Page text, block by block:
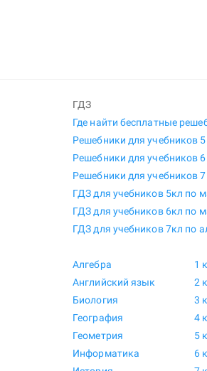
ГДЗ
Где найти бесплатные
Решебники для учебников
Решебники для учебников
Решебники для учебников
ГДЗ для учебников 5кл по
ГДЗ для учебников 6кл по
ГДЗ для учебников 7кл по
Алгебра
Английский язык
Биология
География
Геометрия
Информатика
1
2
3
4
5
6